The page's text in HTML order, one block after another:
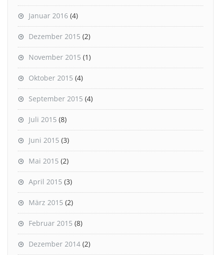
Januar 2016 (4)
Dezember 2015 (2)
November 2015 (1)
Oktober 2015 (4)
September 2015 (4)
Juli 2015 (8)
Juni 2015 (3)
Mai 2015 (2)
April 2015 (3)
März 2015 (2)
Februar 2015 (8)
Dezember 2014 (2)